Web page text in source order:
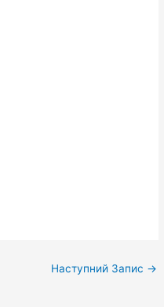
Наступний Запис →